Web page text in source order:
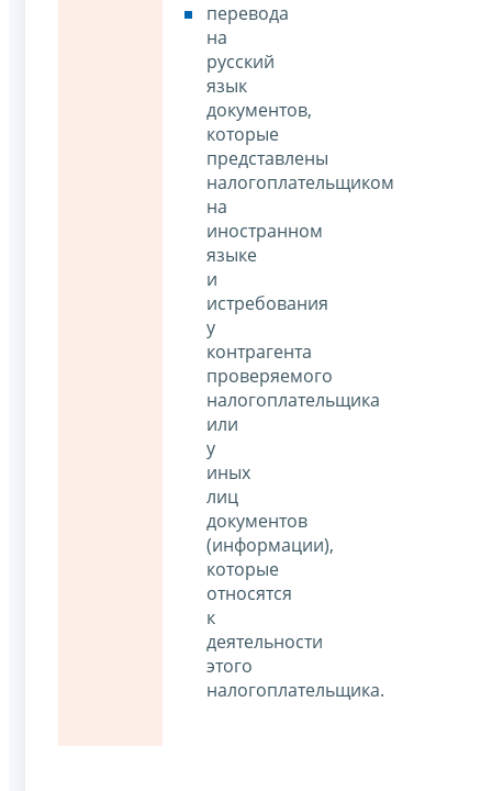
перевода
на
русский
язык
документов,
которые
представлены
налогоплательщиком
на
иностранном
языке
и
истребования
у
контрагента
проверяемого
налогоплательщика
или
у
иных
лиц
документов
(информации),
которые
относятся
к
деятельности
этого
налогоплательщика.